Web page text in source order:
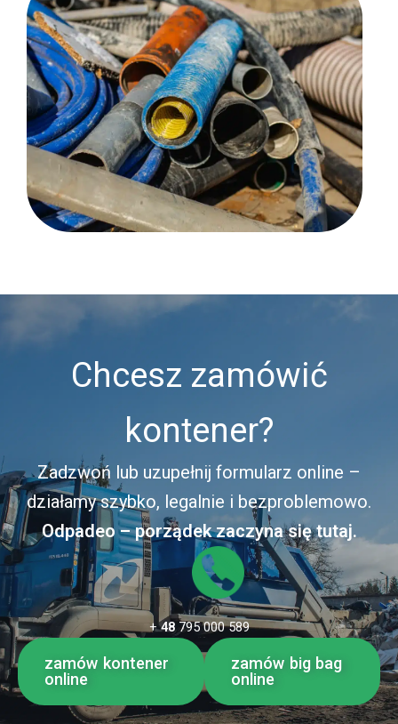
Chcesz zamówić
kontener?
Zadzwoń lub uzupełnij formularz online –
działamy szybko, legalnie i bezproblemowo.
Odpadeo – porządek zaczyna się tutaj.
+48 795 000 589
zamów kontener
online
zamów big bag
online